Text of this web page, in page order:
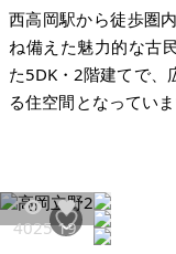
西高岡駅から徒歩圏
ね備えた魅力的な古
た5DK・2階建てで、
る住空間となっています。 室内にはシステムキッチ
ており、広々とした
活を始めることがで
台分の月極駐車場を
402519